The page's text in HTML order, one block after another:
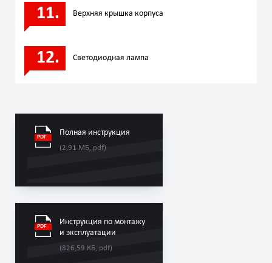
Верхняя крышка корпуса
Светодиодная лампа
Полная инструкция
(2,91 МБ, pdf)
Инструкция по монтажу
и эксплуатации
(826,59 КБ, pdf)